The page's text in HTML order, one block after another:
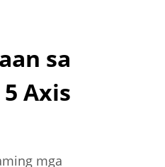
NgNg
sa
Axis
mga